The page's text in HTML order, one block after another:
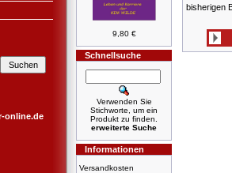
online.de
9,80 €
Schnellsuche
Verwenden Sie
Stichworte, um ein
Produkt zu finden.
erweiterte Suche
Informationen
Versandkosten
bisherigen